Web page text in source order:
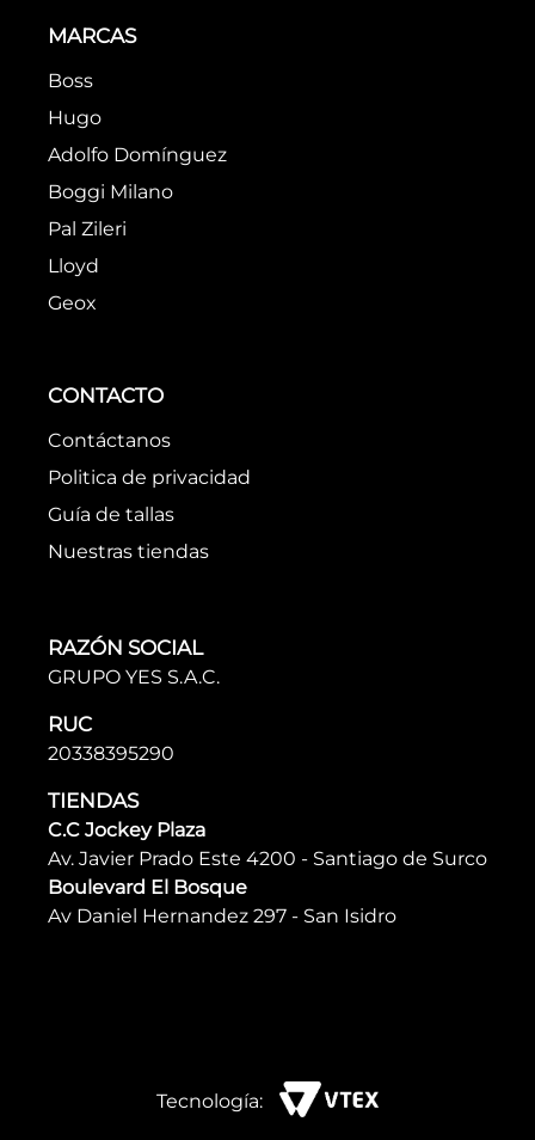
MARCAS
Boss
Hugo
Adolfo Domínguez
Boggi Milano
Pal Zileri
Lloyd
Geox
CONTACTO
Contáctanos
Politica de privacidad
Guía de tallas
Nuestras tiendas
RAZÓN SOCIAL
GRUPO YES S.A.C.
RUC
20338395290
TIENDAS
C.C Jockey Plaza
Av. Javier Prado Este 4200 - Santiago de Surco
Boulevard El Bosque
Av Daniel Hernandez 297 - San Isidro
Tecnología: